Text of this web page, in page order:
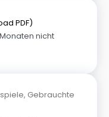
PDF)
nicht
, Gebrauchte